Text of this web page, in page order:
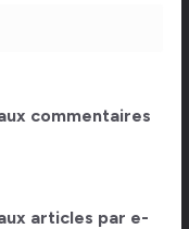
commentaires
articles par e-